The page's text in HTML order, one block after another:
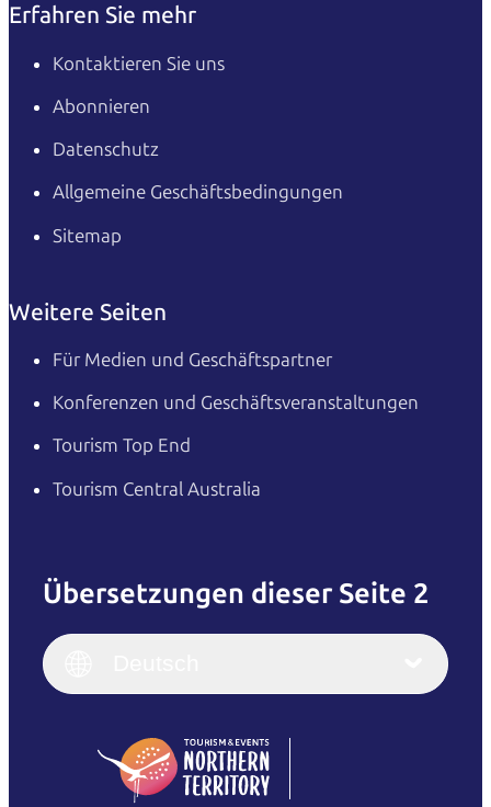
Erfahren Sie mehr
Kontaktieren Sie uns
Abonnieren
Datenschutz
Allgemeine Geschäftsbedingungen
Sitemap
Weitere Seiten
Für Medien und Geschäftspartner
Konferenzen und Geschäftsveranstaltungen
Tourism Top End
Tourism Central Australia
Übersetzungen dieser Seite 2
English
(Singapore)
Italiano
繁體中文